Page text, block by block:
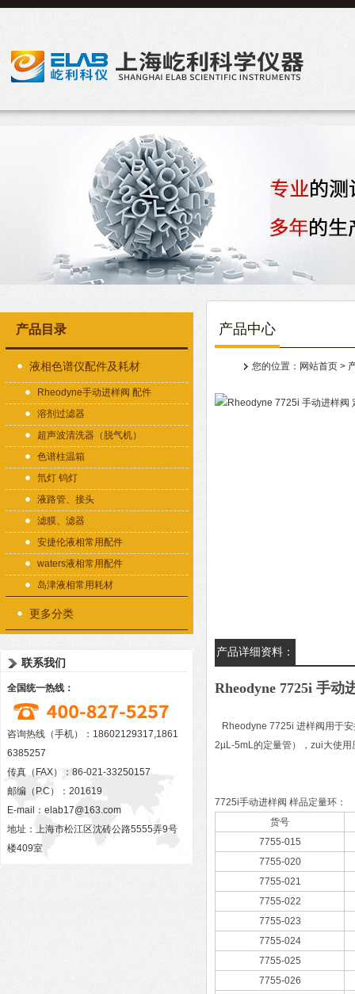
产品目录
液相色谱仪配件及耗材
Rheodyne手动进样阀 配件
溶剂过滤器
超声波清洗器（脱气机）
色谱柱温箱
氘灯 钨灯
液路管、接头
滤膜、滤器
安捷伦液相常用配件
waters液相常用配件
岛津液相常用耗材
更多分类
联系我们
全国统一热线：
咨询热线（手机）：18602129317,1861
6385257
传真（FAX）：86-021-33250157
邮编（P.C）：201619
E-mail： elab17@163.com
地址：上海市松江区沈砖公路5555弄9号
楼409室
产品中心
您的位置： 网站首页 >
产品详细资料：
Rheodyne 7725i 手动
Rheodyne 7725i 进样阀用于
2µL-5mL的定量管），zui大使
7725i手动进样阀 样品定量环：
货号
7755-015
7755-020
7755-021
7755-022
7755-023
7755-024
7755-025
7755-026